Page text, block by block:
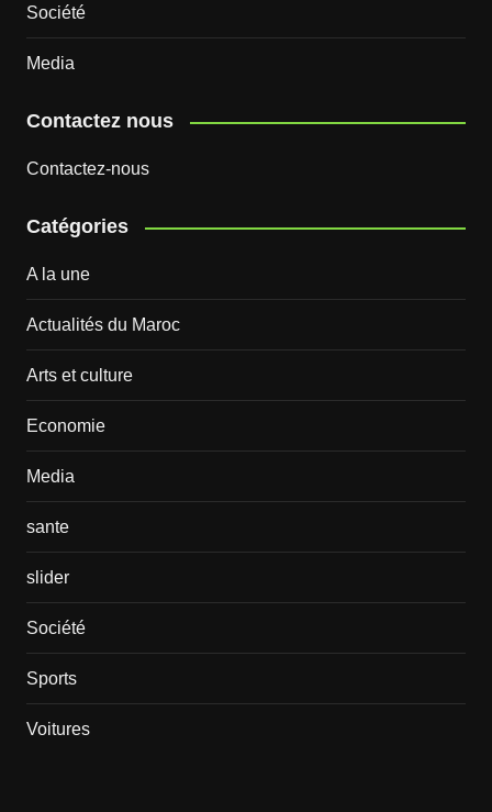
Société
Media
Contactez nous
Contactez-nous
Catégories
A la une
Actualités du Maroc
Arts et culture
Economie
Media
sante
slider
Société
Sports
Voitures